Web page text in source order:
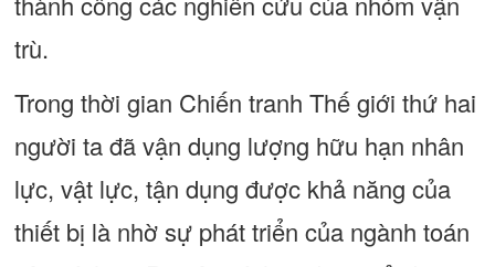
trù.
Trong thời gian Chiến tranh Thế giới thứ hai
người ta đã vận dụng lượng hữu hạn nhân
lực, vật lực, tận dụng được khả năng của
thiết bị là nhờ sự phát triển của ngành toán